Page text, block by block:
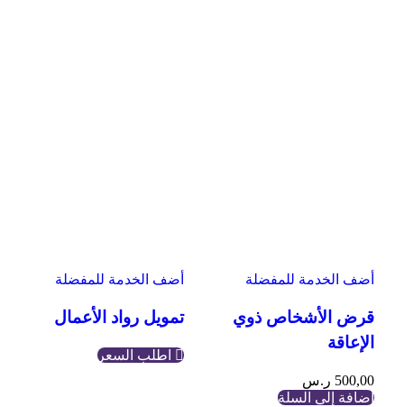
أضف الخدمة للمفضلة
قرض الأشخاص ذوي
الإعاقة
500,00 ر.س
إضافة إلى السلة
أضف الخدمة للمفضلة
تمويل رواد الأعمال
اطلب السعر